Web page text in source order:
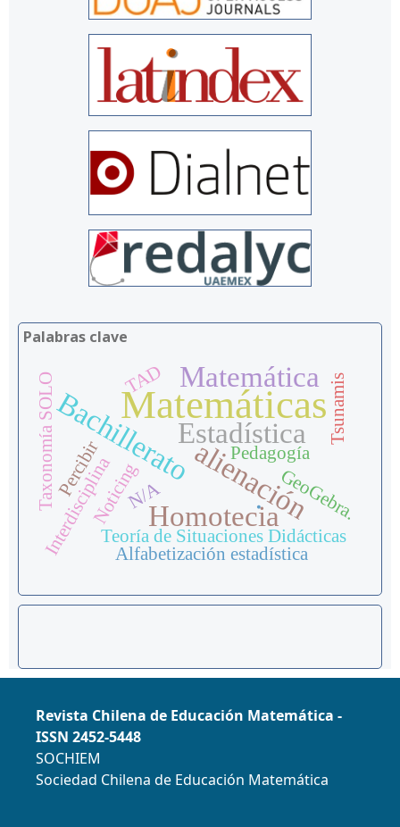
Palabras clave
Matemáticas
Estadística
Matemática
alienación
Homotecia
Bachillerato
.
Teoría de Situaciones Didácticas
Interdisciplina GeoGebra.
Alfabetización estadística
Taxonomía SOLO Noticing
Percibir
TAD Tsunamis
N/A
Pedagogía
Revista Chilena de Educación Matemática -
ISSN 2452-5448
SOCHIEM
Sociedad Chilena de Educación Matemática